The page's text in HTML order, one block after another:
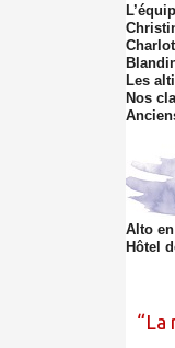
Les
Nos
Alto
Hôtel
La